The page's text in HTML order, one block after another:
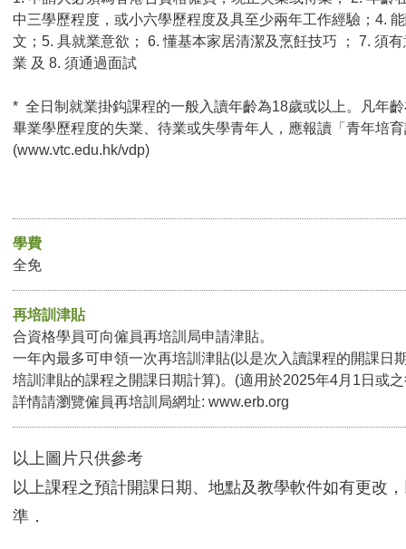
中三學歷程度，或小六學歷程度及具至少兩年工作經驗；4.
文；5. 具就業意欲； 6. 懂基本家居清潔及烹飪技巧 ； 7. 須
業 及 8. 須通過面試
* 全日制就業掛鈎課程的一般入讀年齡為18歲或以上。凡年
畢業學歷程度的失業、待業或失學青年人，應報讀「青年培
(www.vtc.edu.hk/vdp)
學費
全免
再培訓津貼
合資格學員可向僱員再培訓局申請津貼。
一年內最多可申領一次再培訓津貼(以是次入讀課程的開課日
培訓津貼的課程之開課日期計算)。(適用於2025年4月1日或
詳情請瀏覽僱員再培訓局網址: www.erb.org
以上圖片只供參考
以上課程之預計開課日期、地點及教學軟件如有更改
準．